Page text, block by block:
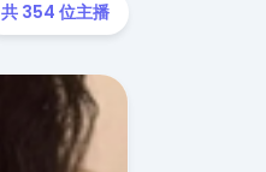
共 354 位主播